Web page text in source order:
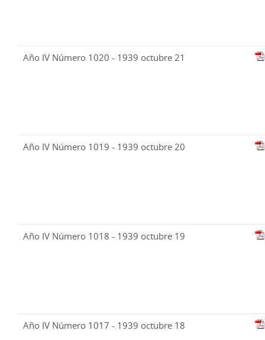
Año IV Número 1020 - 1939 octubre 21
Año IV Número 1019 - 1939 octubre 20
Año IV Número 1018 - 1939 octubre 19
Año IV Número 1017 - 1939 octubre 18